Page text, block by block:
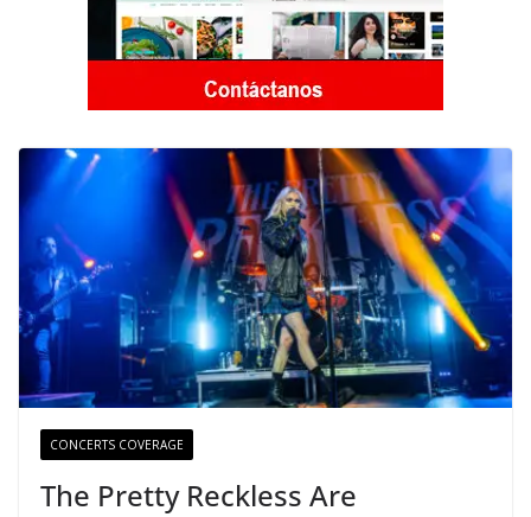
CONCERTS COVERAGE
The Pretty Reckless Are